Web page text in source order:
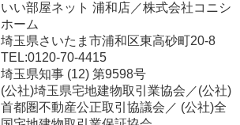
いい部屋ネット 浦和店／株式会社コニシ
ホーム
埼玉県さいたま市浦和区東高砂町20-8
TEL:0120-70-4415
埼玉県知事 (12) 第9598号
(公社)埼玉県宅地建物取引業協会／(公社)
首都圏不動産公正取引協議会／ (公社)全